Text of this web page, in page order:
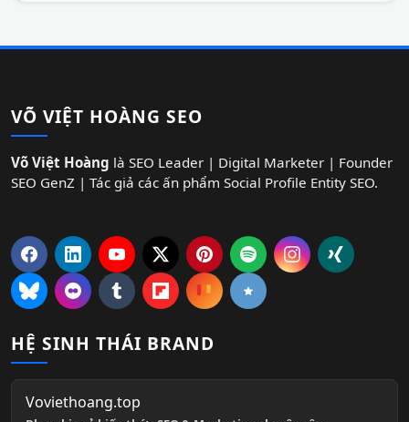
VÕ VIỆT HOÀNG SEO
Võ Việt Hoàng là SEO Leader | Digital Marketer | Founder
SEO GenZ | Tác giả các ấn phẩm Social Profile Entity SEO.
HỆ SINH THÁI BRAND
Voviethoang.top